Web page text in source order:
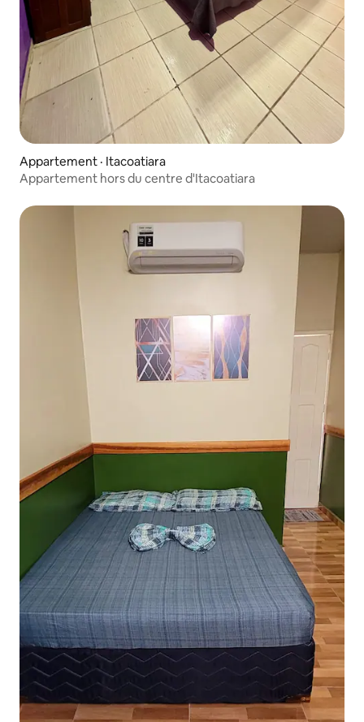
Appartement · Itacoatiara
Appartement hors du centre d'Itacoatiara